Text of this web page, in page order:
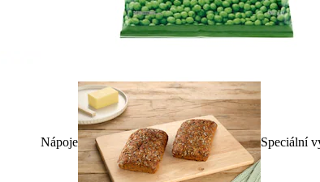
Nápoje Speciální